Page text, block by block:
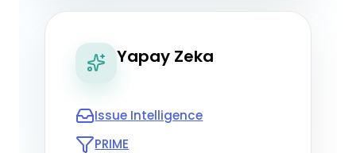
Yapay Zeka
Issue Intelligence
PRIME